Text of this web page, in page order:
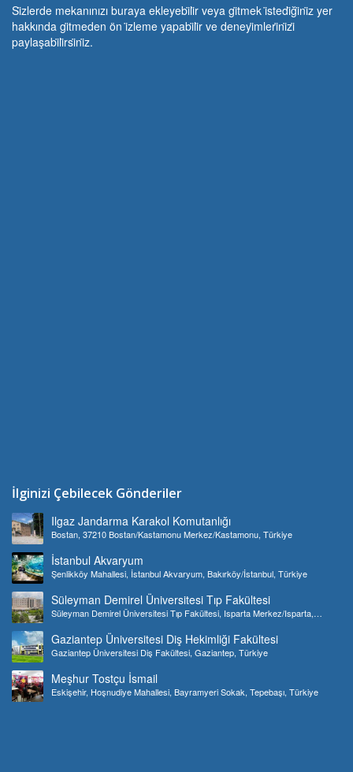
Si̇zlerde mekanınızı buraya ekleyebi̇li̇r veya gi̇tmek i̇stedi̇ği̇ni̇z yer
hakkında gi̇tmeden ön i̇zleme yapabi̇li̇r ve deneyi̇mleri̇ni̇zi̇
paylaşabi̇li̇rsi̇ni̇z.
İlginizi Çebilecek Gönderiler
Ilgaz Jandarma Karakol Komutanlığı
Bostan, 37210 Bostan/Kastamonu Merkez/Kastamonu, Türkiye
İstanbul Akvaryum
Şenlikköy Mahallesi, İstanbul Akvaryum, Bakırköy/İstanbul, Türkiye
Süleyman Demirel Üniversitesi Tıp Fakültesi
Süleyman Demirel Üniversitesi Tıp Fakültesi, Isparta Merkez/Isparta,
Gaziantep Üniversitesi Diş Hekimliği Fakültesi
Gaziantep Üniversitesi Diş Fakültesi, Gaziantep, Türkiye
Meşhur Tostçu İsmail
Eskişehir, Hoşnudiye Mahallesi, Bayramyeri Sokak, Tepebaşı, Türkiye